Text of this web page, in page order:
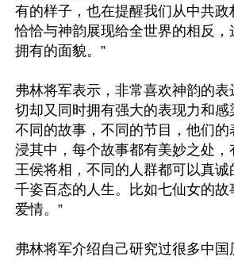
有的样子，也在提醒我们从中共政
恰恰与神韵展现给全世界的相反
拥有的面貌。”
弗林将军表示，非常喜欢神韵的
切却又同时拥有强大的表现力和感
不同的故事，不同的节目，他们
浸其中，每个故事都有美妙之处
王侯将相，不同的人群都可以真
千姿百态的人生。比如七仙女的故
爱情。”
弗林将军介绍自己研究过很多中